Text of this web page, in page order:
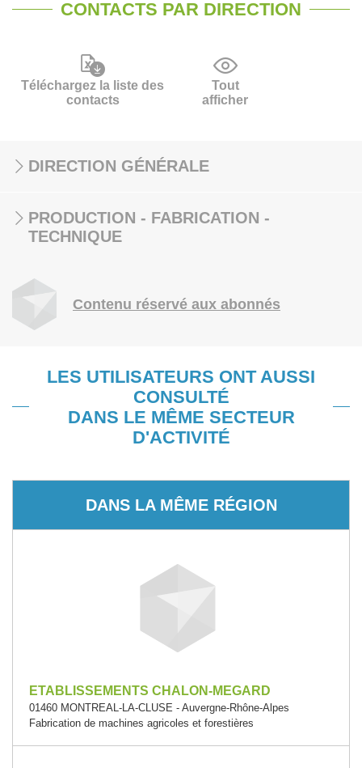
CONTACTS PAR DIRECTION
Téléchargez la liste des
contacts
Tout
afficher
DIRECTION GÉNÉRALE
PRODUCTION - FABRICATION -
TECHNIQUE
Contenu réservé aux abonnés
LES UTILISATEURS ONT AUSSI
CONSULTÉ
DANS LE MÊME SECTEUR
D'ACTIVITÉ
DANS LA MÊME RÉGION
ETABLISSEMENTS CHALON-MEGARD
01460 MONTREAL-LA-CLUSE - Auvergne-Rhône-Alpes
Fabrication de machines agricoles et forestières